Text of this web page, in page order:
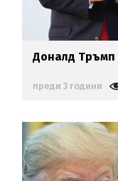
Доналд Тръмп
преди 3 години